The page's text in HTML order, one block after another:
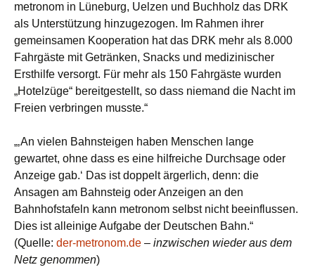
metronom in Lüneburg, Uelzen und Buchholz das DRK
als Unterstützung hinzugezogen. Im Rahmen ihrer
gemeinsamen Kooperation hat das DRK mehr als 8.000
Fahrgäste mit Getränken, Snacks und medizinischer
Ersthilfe versorgt. Für mehr als 150 Fahrgäste wurden
„Hotelzüge“ bereitgestellt, so dass niemand die Nacht im
Freien verbringen musste.“
„‚An vielen Bahnsteigen haben Menschen lange
gewartet, ohne dass es eine hilfreiche Durchsage oder
Anzeige gab.‘ Das ist doppelt ärgerlich, denn: die
Ansagen am Bahnsteig oder Anzeigen an den
Bahnhofstafeln kann metronom selbst nicht beeinflussen.
Dies ist alleinige Aufgabe der Deutschen Bahn.“
(Quelle: der-metronom.de – inzwischen wieder aus dem
Netz genommen)